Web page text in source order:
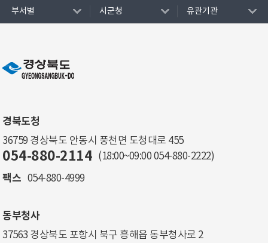
부서별 시군청 유관기관
경북도청
36759 경상북도 안동시 풍천면 도청대로 455
054-880-2114 (18:00~09:00 054-880-2222)
팩스 054-880-4999
동부청사
37563 경상북도 포항시 북구 흥해읍 동부청사로 2